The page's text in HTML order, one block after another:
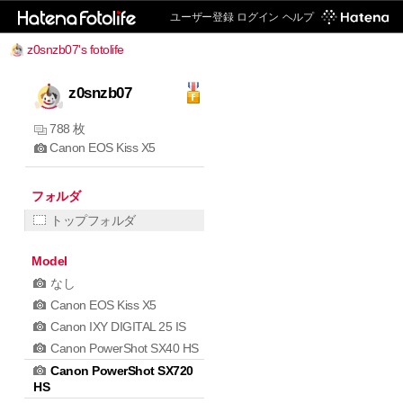
ユーザー登録 ログイン ヘルプ
z0snzb07's fotolife
z0snzb07
788 枚
Canon EOS Kiss X5
フォルダ
トップフォルダ
Model
なし
Canon EOS Kiss X5
Canon IXY DIGITAL 25 IS
Canon PowerShot SX40 HS
Canon PowerShot SX720
HS